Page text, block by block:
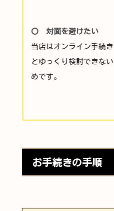
〇 対面を避けたい
当店はオンライン手続
とゆっくり検討できな
めです。
お手続きの手順